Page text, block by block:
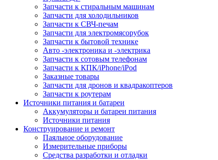
Запчасти к стиральным машинам
Запчасти для холодильников
Запчасти к СВЧ-печам
Запчасти для электромясорубок
Запчасти к бытовой технике
Авто -электроника и -электрика
Запчасти к сотовым телефонам
Запчасти к КПК/iPhone/iPod
Заказные товары
Запчасти для дронов и квадракоптеров
Запчасти к роутерам
Источники питания и батареи
Аккумуляторы и батареи питания
Источники питания
Конструирование и ремонт
Паяльное оборудование
Измерительные приборы
Средства разработки и отладки